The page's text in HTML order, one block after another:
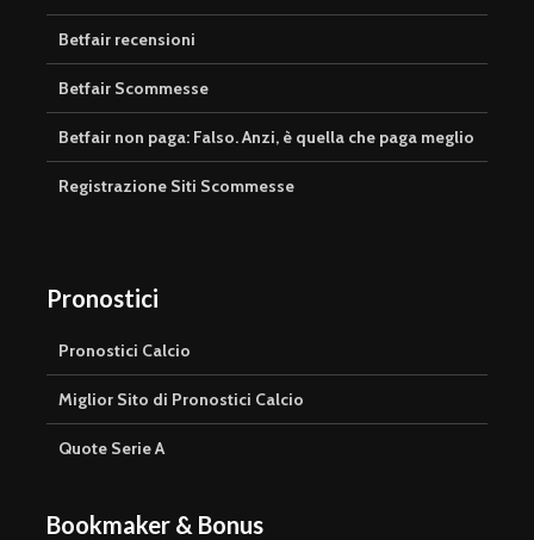
Betfair recensioni
Betfair Scommesse
Betfair non paga: Falso. Anzi, è quella che paga meglio
Registrazione Siti Scommesse
Pronostici
Pronostici Calcio
Miglior Sito di Pronostici Calcio
Quote Serie A
Bookmaker & Bonus